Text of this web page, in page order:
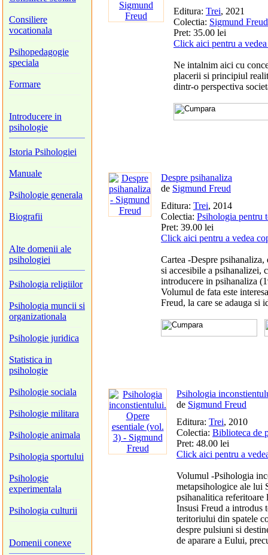
Consiliere
vocationala
Psihopedagogie
speciala
Formare
Introducere in
psihologie
Istoria Psihologiei
Manuale
Psihologie generala
Biografii
Alte domenii ale
psihologiei
Psihologia religiilor
Psihologia muncii si
organizationala
Psihologie juridica
Statistica in
psihologie
Psihologie sociala
Psihologie militara
Psihologie animala
Psihologia sportului
Psihologie
experimentala
Psihologia culturii
Domenii conexe
Editura: Trei, 2021
Colectia: Sigmund
Pret: 35.00 lei
Click aici pentru a
Ne intalnim aici cu
placerii si principiul
dintr-o perspectiva
Despre psihanaliza
de Sigmund Freud
Editura: Trei, 2014
Colectia: Psihologia pentru
Pret: 39.00 lei
Click aici pentru a vedea
Cartea -Despre
si accesibile a psihanalizei,
introducere in psihanaliza
Volumul de fata este
Freud, la care se adauga si
Psihologia
de Sigmund Freud
Editura: Trei, 2010
Colectia: Biblioteca de
Pret: 48.00 lei
Click aici pentru a
Volumul -Psihologia
metapsihologice ale lui
psihanalitica referitoare
Insusi Freud a introdus
teritoriului din spatele
despre pulsiuni si
de aparare a Eului,